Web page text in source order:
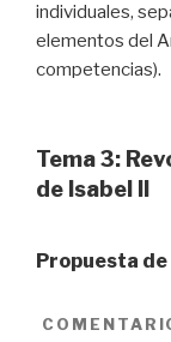
individuales,
elementos del
competencias).
Tema 3:
de Isabel II
Propuesta